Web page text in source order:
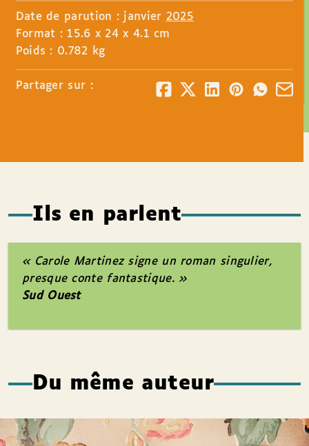
Date de parution : janvier 2025
Format : 15.6 x 24 x 4.1 cm
Poids : 0.782 kg
Partager sur :
Ils en parlent
« Carole Martinez signe un roman singulier,
presque conte fantastique. »
Sud Ouest
Du même auteur